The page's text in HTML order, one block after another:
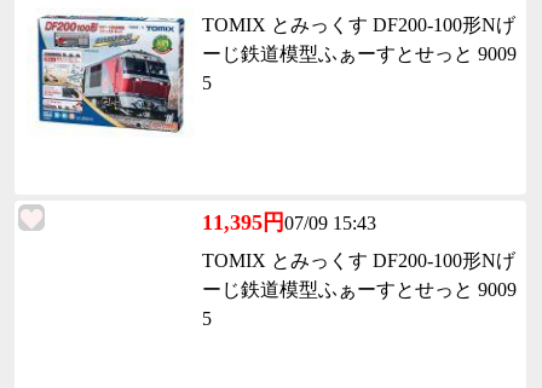
TOMIX とみっくす DF200-100形Nげ
ーじ鉄道模型ふぁーすとせっと 9009
5
11,395円07/09 15:43
TOMIX とみっくす DF200-100形Nげ
ーじ鉄道模型ふぁーすとせっと 9009
5